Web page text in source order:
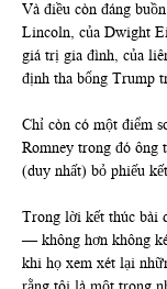
Và điều còn đáng
Lincoln, của Dwight
giá trị gia đình, của
định tha bổng Trump
Chỉ còn có một điểm
Romney trong đó ông
(duy nhất) bỏ phiếu
Trong lời kết thúc bài
— không hơn không
khi họ xem xét lại